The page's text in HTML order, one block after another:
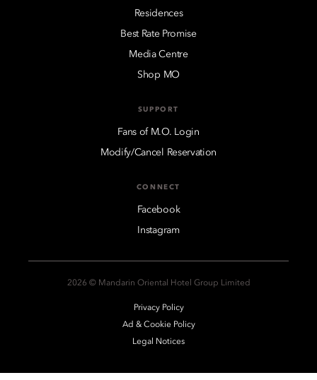
Residences
Best Rate Promise
Media Centre
Shop MO
SUPPORT
Fans of M.O. Login
Modify/Cancel Reservation
CONNECT
Facebook
Instagram
2026 © Mandarin Oriental Hotel Group Limited
Privacy Policy
Ad & Cookie Policy
Legal Notices